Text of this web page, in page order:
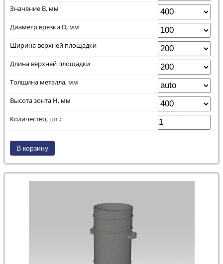
Значение B, мм
Диаметр врезки D, мм
Ширина верхней площадки
Длина верхней площадки
Толщина металла, мм
Высота зонта H, мм
Количество, шт.: